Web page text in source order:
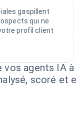
gaspillent
qui ne
profil client
agents IA
scoré et